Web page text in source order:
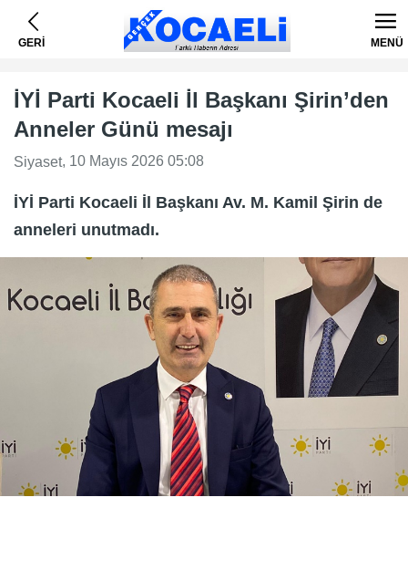
GERİ MENÜ
İYİ Parti Kocaeli İl Başkanı Şirin’den
Anneler Günü mesajı
Siyaset, 10 Mayıs 2026 05:08
İYİ Parti Kocaeli İl Başkanı Av. M. Kamil Şirin de
anneleri unutmadı.